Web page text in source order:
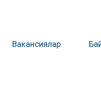
Вакансиялар